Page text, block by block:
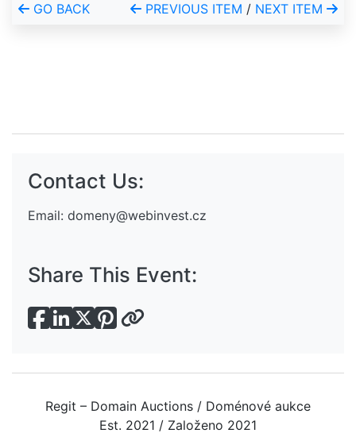
GO BACK PREVIOUS ITEM / NEXT ITEM
Contact Us:
Email: domeny@webinvest.cz
Share This Event:
Regit – Domain Auctions / Doménové aukce
Est. 2021 / Založeno 2021